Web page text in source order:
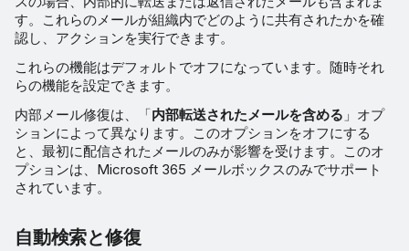
す。これらのメールが組織内でどのように共有されたかを確
認し、アクションを実行できます。
これらの機能はデフォルトでオフになっています。随時それ
らの機能を設定できます。
内部メール修復は、「内部転送されたメールを含める 」オプ
ションによって異なります。このオプションをオフにする
と、最初に配信されたメールのみが影響を受けます。このオ
プションは、Microsoft 365 メールボックスのみでサポート
されています。
自動検索と修復